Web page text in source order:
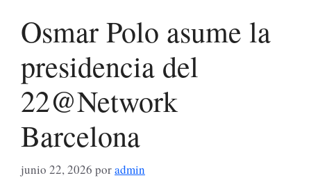
Osmar Polo asume la
presidencia del
22@Network
Barcelona
junio 22, 2026 poradmin